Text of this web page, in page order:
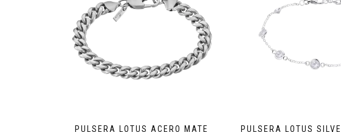
PULSERA LOTUS ACERO MATE
PULSERA LOTUS